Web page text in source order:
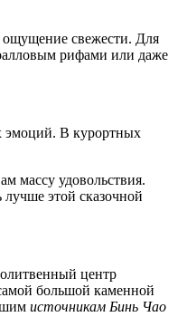
ощущение свежести. Для
рифами или даже
эмоций. В курортных
массу удовольствия.
этой сказочной
центр
большой каменной
источникам Бинь Чао